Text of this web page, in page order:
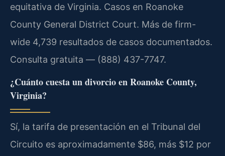
equitativa de Virginia. Casos en Roanoke
County General District Court. Más de firm-
wide 4,739 resultados de casos documentados.
Consulta gratuita — (888) 437-7747.
¿Cuánto cuesta un divorcio en Roanoke County,
Virginia?
Sí, la tarifa de presentación en el Tribunal del
Circuito es aproximadamente $86, más $12 por